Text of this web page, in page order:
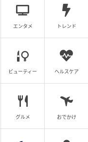
エンタメ トレンド
ビューティー ヘルスケア
グルメ おでかけ